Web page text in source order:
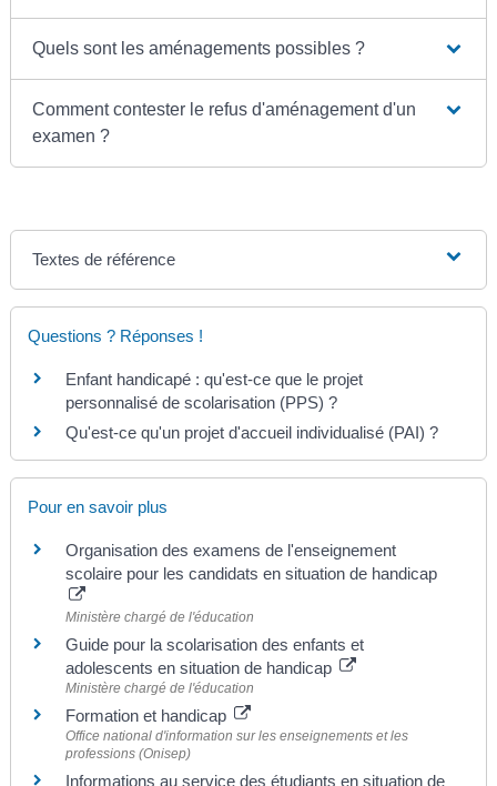
Quels sont les aménagements possibles ?
Comment contester le refus d'aménagement d'un
examen ?
Textes de référence
Questions ? Réponses !
Enfant handicapé : qu'est-ce que le projet
personnalisé de scolarisation (PPS) ?
Qu'est-ce qu'un projet d'accueil individualisé (PAI) ?
Pour en savoir plus
Organisation des examens de l'enseignement
scolaire pour les candidats en situation de handicap
Ministère chargé de l'éducation
Guide pour la scolarisation des enfants et
adolescents en situation de handicap
Ministère chargé de l'éducation
Formation et handicap
Office national d'information sur les enseignements et les
professions (Onisep)
Informations au service des étudiants en situation de